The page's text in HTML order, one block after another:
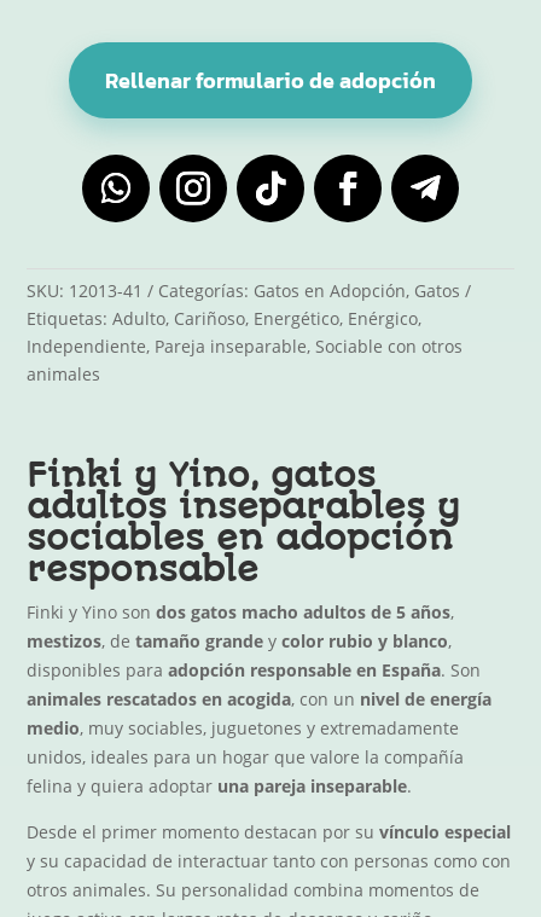
Rellenar formulario de adopción
SKU: 12013-41 Categorías: Gatos en Adopción, Gatos
Etiquetas:Adulto, Cariñoso, Energético, Enérgico,
Independiente, Pareja inseparable, Sociable con otros
animales
Finki y Yino, gatos
adultos inseparables y
sociables en adopción
responsable
Finki y Yino sondos gatos macho adultos de 5 años,
mestizos, detamaño grande ycolor rubio y blanco,
disponibles paraadopción responsable en España. Son
animales rescatados en acogida, con un nivel de energía
medio, muy sociables, juguetones y extremadamente
unidos, ideales para un hogar que valore la compañía
felina y quiera adoptar una pareja inseparable.
Desde el primer momento destacan por suvínculo especial
y su capacidad de interactuar tanto con personas como con
otros animales. Su personalidad combina momentos de